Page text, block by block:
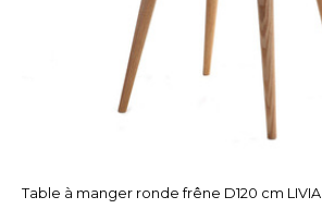
Table à manger ronde frêne D120 cm LIVIA